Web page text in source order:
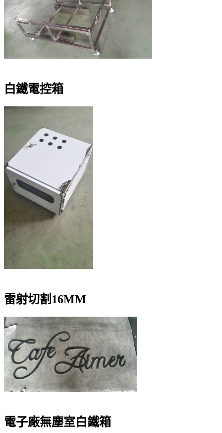
白鐵電控箱
雷射切割16MM
電子廠無塵室白鐵箱